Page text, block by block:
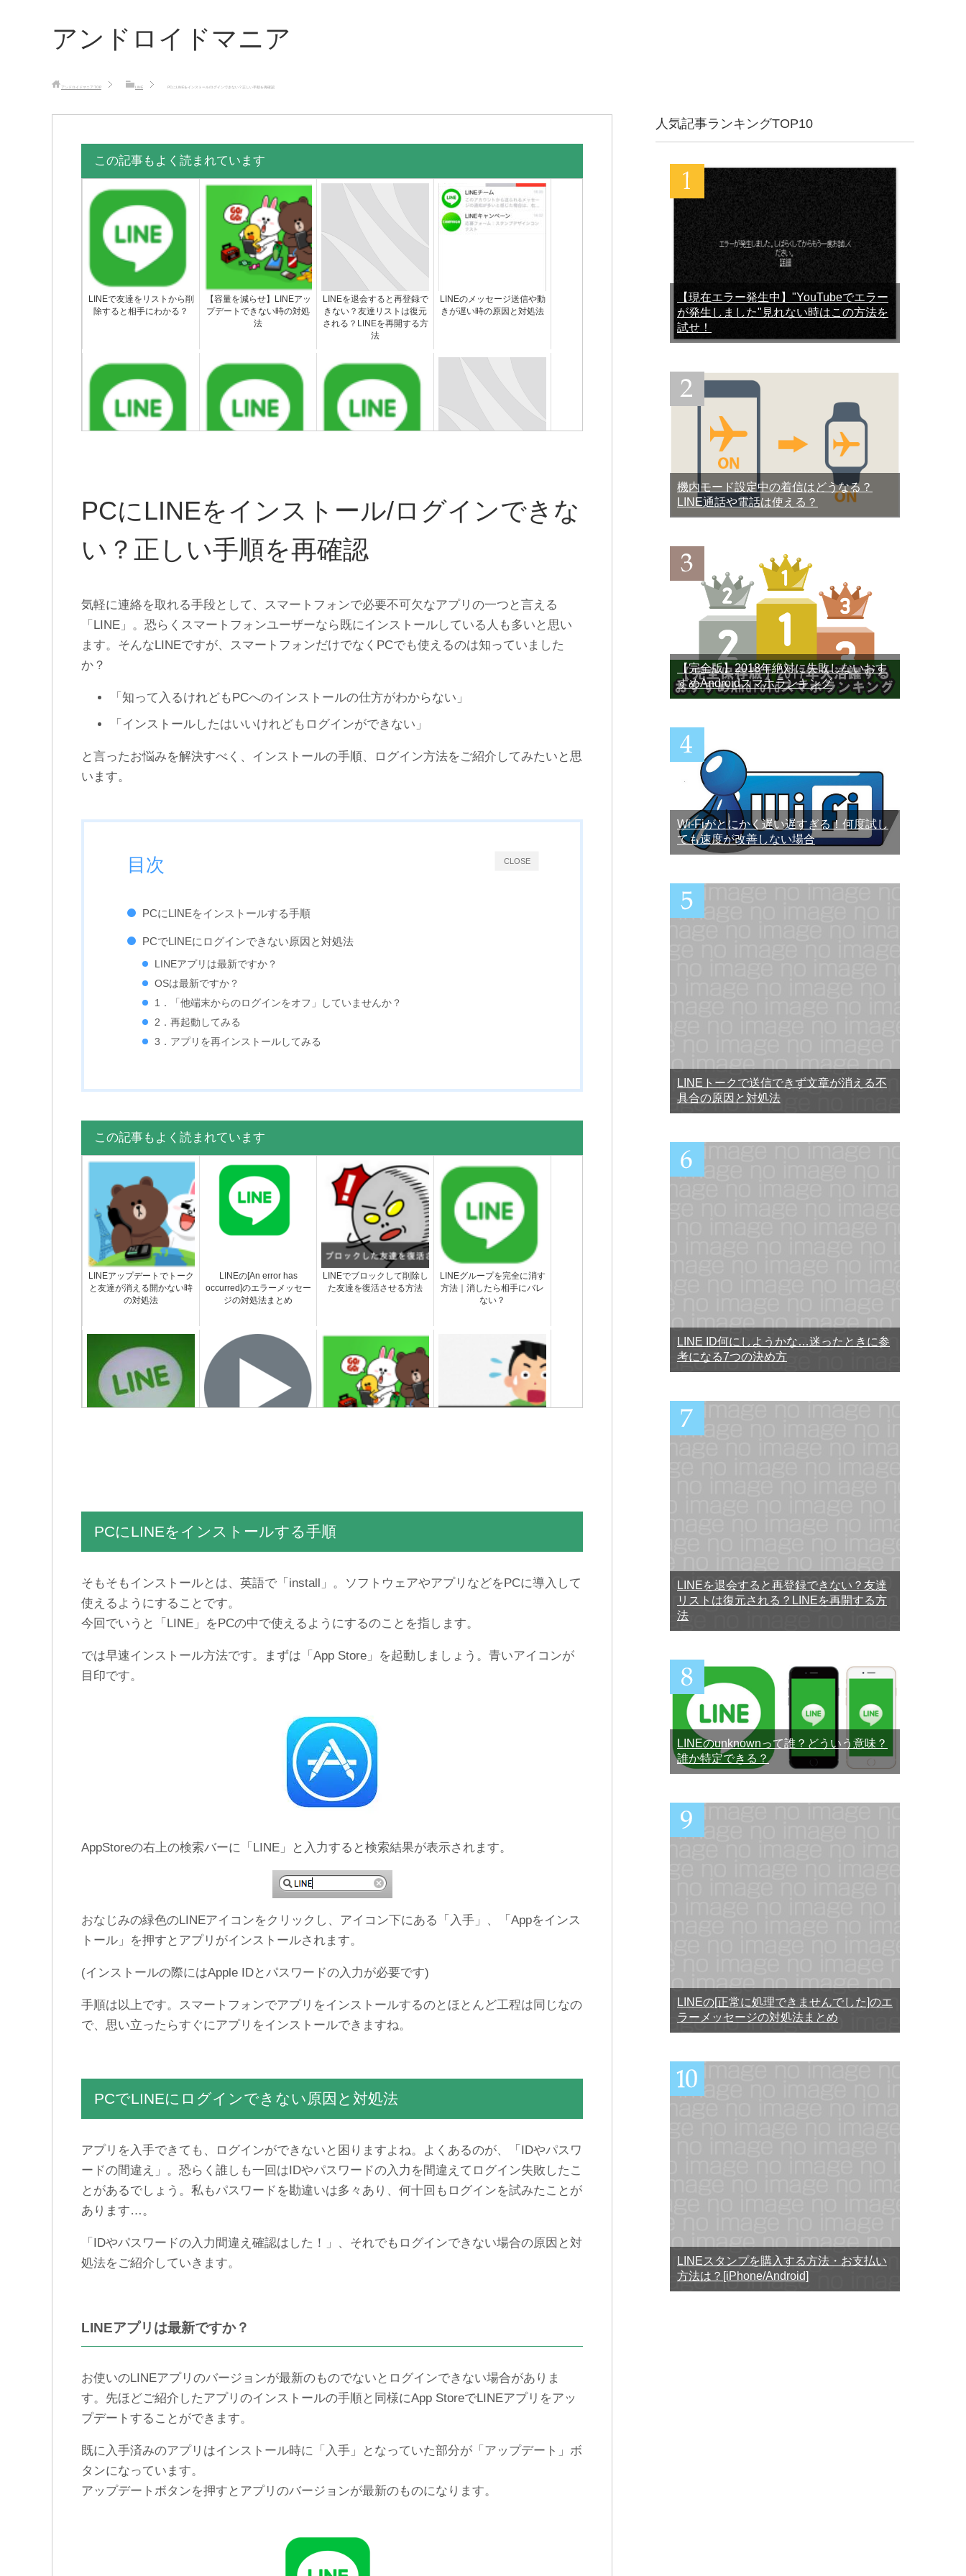
アンドロイドマニア
アンドロイドマニア TOP LINE PCにLINEをインストール/ログインできない？正しい手順を再確認
この記事もよく読まれています
LINEで友達をリストから削
除すると相手にわかる？
【容量を減らせ】LINEアッ
プデートできない時の対処
法
LINEを退会すると再登録で
きない？友達リストは復元
される？LINEを再開する方
法
LINEのメッセージ送信や動
きが遅い時の原因と対処法
【悪用厳禁】Androidの
LINEで絶対に既読つけない
LINEの[An error has
LINEの知り合いかも？がう
LINEトーク履歴を画像もス
PCにLINEをインストール/ログインできな
い？正しい手順を再確認
気軽に連絡を取れる手段として、スマートフォンで必要不可欠なアプリの一つと言える
「LINE」。恐らくスマートフォンユーザーなら既にインストールしている人も多いと思い
ます。そんなLINEですが、スマートフォンだけでなくPCでも使えるのは知っていました
か？
「知って入るけれどもPCへのインストールの仕方がわからない」
「インストールしたはいいけれどもログインができない」
と言ったお悩みを解決すべく、インストールの手順、ログイン方法をご紹介してみたいと思
います。
CLOSE
目次
PCにLINEをインストールする手順
PCでLINEにログインできない原因と対処法
LINEアプリは最新ですか？
OSは最新ですか？
1．「他端末からのログインをオフ」していませんか？
2．再起動してみる
3．アプリを再インストールしてみる
この記事もよく読まれています
LINEアップデートでトーク
と友達が消える開かない時
の対処法
LINEの[An error has
occurred]のエラーメッセー
ジの対処法まとめ
LINEでブロックして削除し
た友達を復活させる方法
LINEグループを完全に消す
方法｜消したら相手にバレ
ない？
【悪用厳禁】LINE機内モー
iPhone編
LINEの通知音・着信音が鳴
LINE IDを設定する時に参考
ン集
【復元】LINEアップデート
えた。泣
PCにLINEをインストールする手順
そもそもインストールとは、英語で「install」。ソフトウェアやアプリなどをPCに導入して
使えるようにすることです。
今回でいうと「LINE」をPCの中で使えるようにするのことを指します。
では早速インストール方法です。まずは「App Store」を起動しましょう。青いアイコンが
目印です。
AppStoreの右上の検索バーに「LINE」と入力すると検索結果が表示されます。
おなじみの緑色のLINEアイコンをクリックし、アイコン下にある「入手」、「Appをインス
トール」を押すとアプリがインストールされます。
(インストールの際にはApple IDとパスワードの入力が必要です)
手順は以上です。スマートフォンでアプリをインストールするのとほとんど工程は同じなの
で、思い立ったらすぐにアプリをインストールできますね。
PCでLINEにログインできない原因と対処法
アプリを入手できても、ログインができないと困りますよね。よくあるのが、「IDやパスワ
ードの間違え」。恐らく誰しも一回はIDやパスワードの入力を間違えてログイン失敗したこ
とがあるでしょう。私もパスワードを勘違いは多々あり、何十回もログインを試みたことが
あります…。
「IDやパスワードの入力間違え確認はした！」、それでもログインできない場合の原因と対
処法をご紹介していきます。
LINEアプリは最新ですか？
お使いのLINEアプリのバージョンが最新のものでないとログインできない場合がありま
す。先ほどご紹介したアプリのインストールの手順と同様にApp StoreでLINEアプリをアッ
プデートすることができます。
既に入手済みのアプリはインストール時に「入手」となっていた部分が「アップデート」ボ
タンになっています。
アップデートボタンを押すとアプリのバージョンが最新のものになります。
人気記事ランキングTOP10
【現在エラー発生中】"YouTubeでエラー
が発生しました"見れない時はこの方法を
試せ！
機内モード設定中の着信はどうなる？
LINE通話や電話は使える？
【完全版】2018年絶対に失敗しないおす
すめAndroidスマホランキング
Wi-Fiがとにかく遅い遅すぎる！何度試し
ても速度が改善しない場合
LINEトークで送信できず文章が消える不
具合の原因と対処法
LINE ID何にしようかな…迷ったときに参
考になる7つの決め方
LINEを退会すると再登録できない？友達
リストは復元される？LINEを再開する方
法
LINEのunknownって誰？どういう意味？
誰か特定できる？
LINEの[正常に処理できませんでした]のエ
ラーメッセージの対処法まとめ
LINEスタンプを購入する方法・お支払い
方法は？[iPhone/Android]